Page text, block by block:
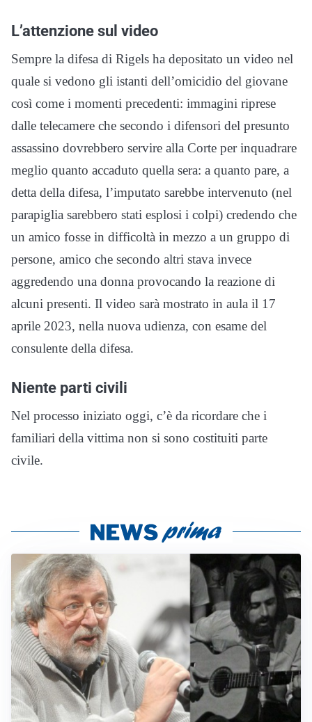
L’attenzione sul video
Sempre la difesa di Rigels ha depositato un video nel
quale si vedono gli istanti dell’omicidio del giovane
così come i momenti precedenti: immagini riprese
dalle telecamere che secondo i difensori del presunto
assassino dovrebbero servire alla Corte per inquadrare
meglio quanto accaduto quella sera: a quanto pare, a
detta della difesa, l’imputato sarebbe intervenuto (nel
parapiglia sarebbero stati esplosi i colpi) credendo che
un amico fosse in difficoltà in mezzo a un gruppo di
persone, amico che secondo altri stava invece
aggredendo una donna provocando la reazione di
alcuni presenti. Il video sarà mostrato in aula il 17
aprile 2023, nella nuova udienza, con esame del
consulente della difesa.
Niente parti civili
Nel processo iniziato oggi, c’è da ricordare che i
familiari della vittima non si sono costituiti parte
civile.